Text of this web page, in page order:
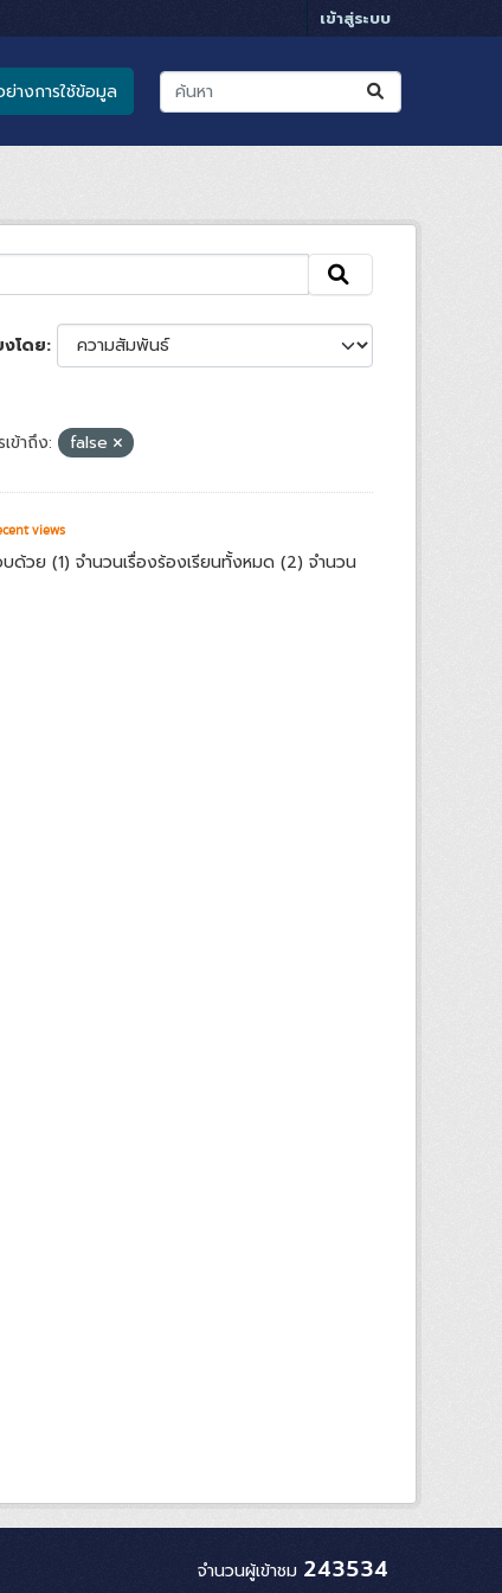
เข้าสู่ระบบ
างการใช้ข้อมูล
งโดย
เข้าถึง: false
views
ด้วย (1) จำนวนเรื่องร้องเรียนทั้งหมด (2) จำนวน
จำนวนผู้เข้าชม 243534